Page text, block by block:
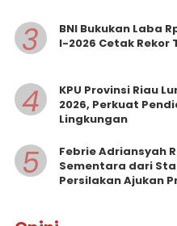
3
BNI Bukukan Laba
I-2026 Cetak Rekor
4
KPU Provinsi Riau
2026, Perkuat
Lingkungan
5
Febrie Adriansyah
Sementara dari
Persilakan Ajukan